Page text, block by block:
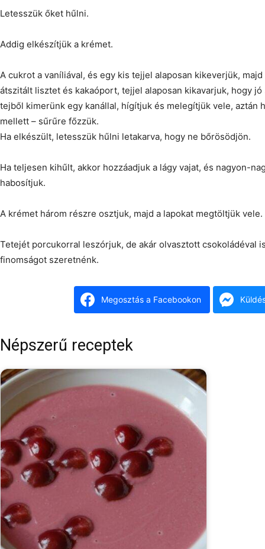
Letesszük őket hűlni.
Addig elkészítjük a krémet.
A cukrot a vaníliával, és egy kis tejjel alaposan kikeverjük,
átszitált lisztet és kakaóport, tejjel alaposan kikavarjuk, hogy
tejből kimerünk egy kanállal, hígítjuk és melegítjük vele, aztán
mellett – sűrűre főzzük.
Ha elkészült, letesszük hűlni letakarva, hogy ne bőrösödjön.
Ha teljesen kihűlt, akkor hozzáadjuk a lágy vajat, és nagyon-
habosítjuk.
A krémet három részre osztjuk, majd a lapokat megtöltjük vele.
Tetejét porcukorral leszórjuk, de akár olvasztott csokoládéval
finomságot szeretnénk.
Megosztás a Facebookon
Népszerű receptek